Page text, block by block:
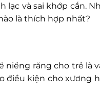
lạc và sai khớp cắn.
là thích hợp nhất?
răng cho trẻ là
kiện cho xương